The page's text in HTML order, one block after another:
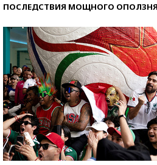
ПОСЛЕДСТВИЯ МОЩНОГО